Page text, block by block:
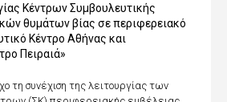
Κέντρων Συμβουλευτικής
θυμάτων βίας σε περιφερειακό
Κέντρο Αθήνας και
Πειραιά»
τη συνέχιση της λειτουργίας των